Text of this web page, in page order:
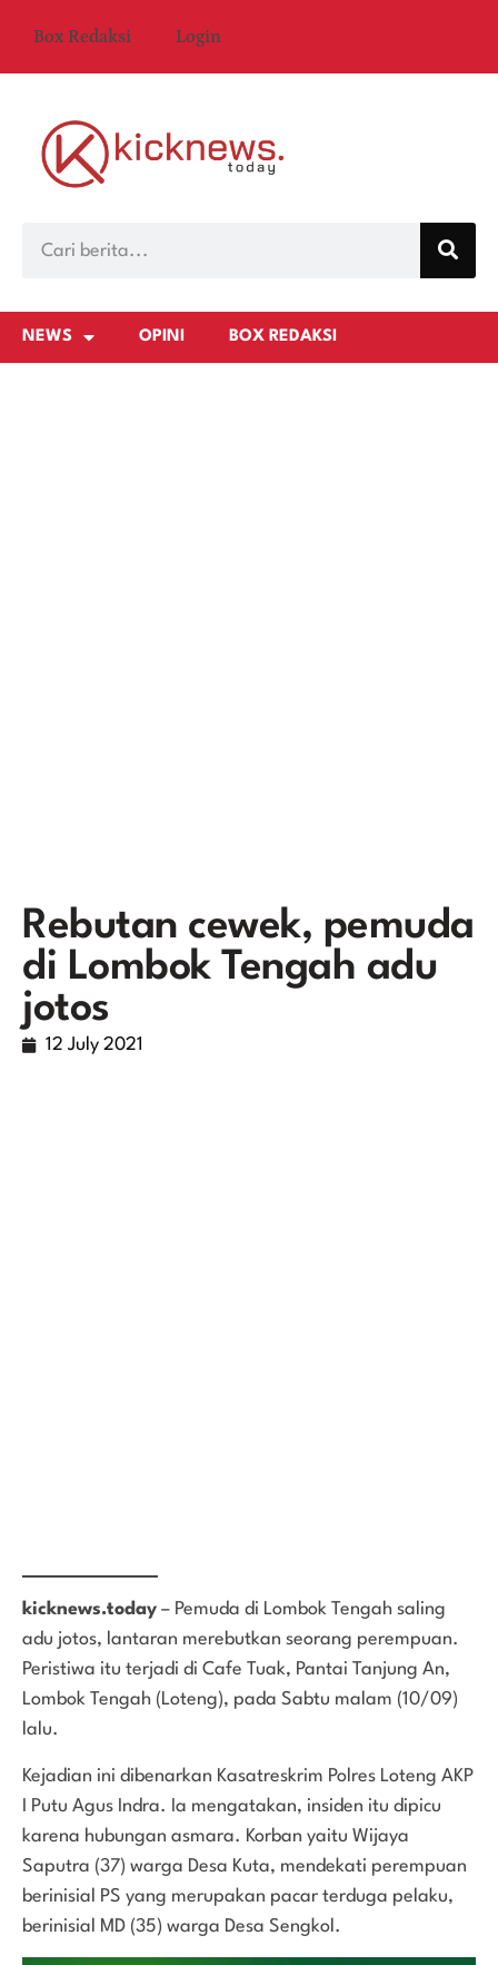
Box Redaksi Login
NEWS OPINI BOX REDAKSI
Rebutan cewek, pemuda
di Lombok Tengah adu
jotos
12 July 2021
kicknews.today – Pemuda di Lombok Tengah saling
adu jotos, lantaran merebutkan seorang perempuan.
Peristiwa itu terjadi di Cafe Tuak, Pantai Tanjung An,
Lombok Tengah (Loteng), pada Sabtu malam (10/09)
lalu.
Kejadian ini dibenarkan Kasatreskrim Polres Loteng AKP
I Putu Agus Indra. Ia mengatakan, insiden itu dipicu
karena hubungan asmara. Korban yaitu Wijaya
Saputra (37) warga Desa Kuta, mendekati perempuan
berinisial PS yang merupakan pacar terduga pelaku,
berinisial MD (35) warga Desa Sengkol.